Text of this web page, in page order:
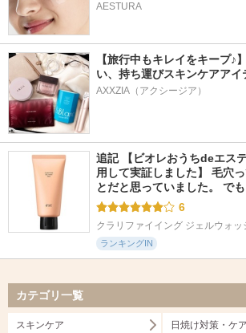
AESTURA
【旅行中もキレイをキープ♪
い、持ち運びスキンケアアイ
AXXZIA（アクシージア）
追記 【ビオレおうちdeエス
用して実証しました】 毛穴
とだと思っていました。 で
6
クラリファイイング ジェルウォッ
ランキングIN
カテゴリ一覧
スキンケア 日焼け対策・ケア